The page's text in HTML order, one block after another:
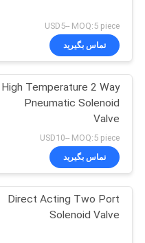
USD5-- MOQ:5 piece
تماس بگیرید
High Temperature 2 Way
Pneumatic Solenoid
Valve
USD10-- MOQ:5 piece
تماس بگیرید
Direct Acting Two Port
Solenoid Valve